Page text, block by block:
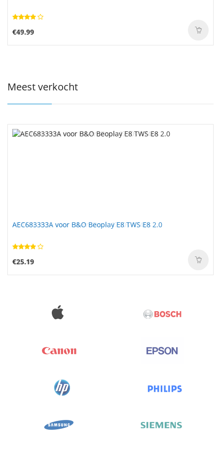
€49.99
Meest verkocht
AEC683333A voor B&O Beoplay E8 TWS E8 2.0
€25.19